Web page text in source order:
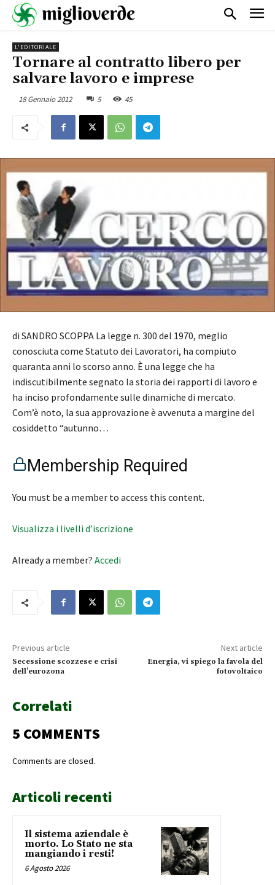
L'EDITORIALE
Tornare al contratto libero per
salvare lavoro e imprese
18 Gennaio 2012 5 45
di SANDRO SCOPPA La legge n. 300 del 1970, meglio
conosciuta come Statuto dei Lavoratori, ha compiuto
quaranta anni lo scorso anno. È una legge che ha
indiscutibilmente segnato la storia dei rapporti di lavoro e
ha inciso profondamente sulle dinamiche di mercato.
Com’è noto, la sua approvazione è avvenuta a margine del
cosiddetto “autunno…
Membership Required
You must be a member to access this content.
Visualizza i livelli d’iscrizione
Already a member? Accedi
Previous article
Secessione scozzese e crisi
dell’eurozona
Next article
Energia, vi spiego la favola del
fotovoltaico
Correlati
5 COMMENTS
Comments are closed.
Articoli recenti
Il sistema aziendale è
morto. Lo Stato ne sta
mangiando i resti!
6 Agosto 2026